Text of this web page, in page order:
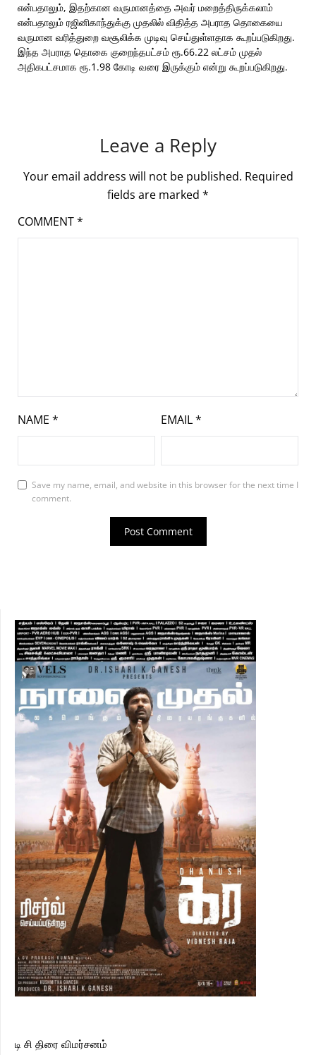
என்பதாலும், இதற்கான வருமானத்தை அவர் மறைத்திருக்கலாம்
என்பதாலும் ரஜினிகாந்துக்கு முதலில் விதித்த அபராத தொகையை
வருமான வரித்துறை வசூலிக்க முடிவு செய்துள்ளதாக கூறப்படுகிறது.
இந்த அபராத தொகை குறைந்தபட்சம் ரூ.66.22 லட்சம் முதல்
அதிகபட்சமாக ரூ.1.98 கோடி வரை இருக்கும் என்று கூறப்படுகிறது.
Leave a Reply
Your email address will not be published. Required
fields are marked *
COMMENT*
NAME * EMAIL*
Save my name, email, and website in this browser for the next time I
comment.
டி சி திரை விமர்சனம்